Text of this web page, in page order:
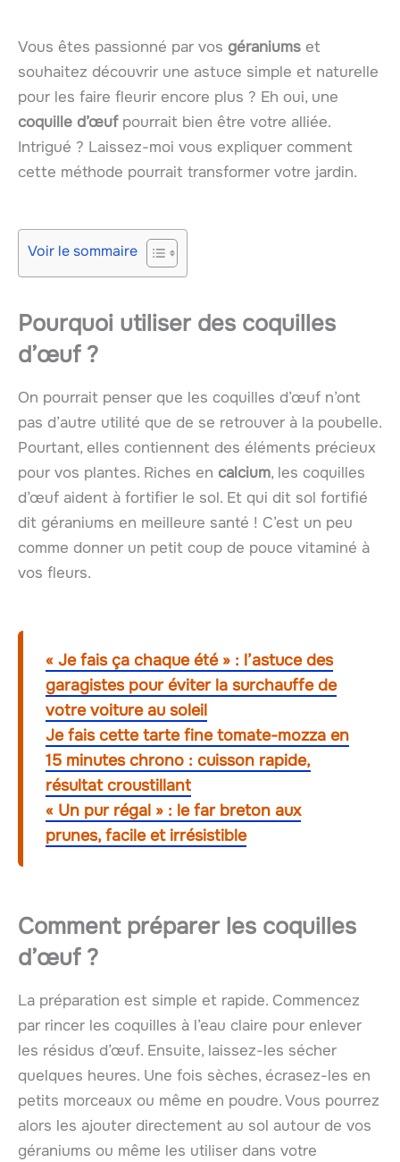
Vous êtes passionné par vos géraniums et
souhaitez découvrir une astuce simple et naturelle
pour les faire fleurir encore plus ? Eh oui, une
coquille d’œufpourrait bien être votre alliée.
Intrigué ? Laissez-moi vous expliquer comment
cette méthode pourrait transformer votre jardin.
Voir le sommaire
Pourquoi utiliser des coquilles
d’œuf ?
On pourrait penser que les coquilles d’œuf n’ont
pas d’autre utilité que de se retrouver à la poubelle.
Pourtant, elles contiennent des éléments précieux
pour vos plantes. Riches en calcium, les coquilles
d’œuf aident à fortifier le sol. Et qui dit sol fortifié
dit géraniums en meilleure santé ! C’est un peu
comme donner un petit coup de pouce vitaminé à
vos fleurs.
« Je fais ça chaque été » : l’astuce des
garagistes pour éviter la surchauffe de
votre voiture au soleil
Je fais cette tarte fine tomate-mozza en
15 minutes chrono : cuisson rapide,
résultat croustillant
« Un pur régal » : le far breton aux
prunes, facile et irrésistible
Comment préparer les coquilles
d’œuf ?
La préparation est simple et rapide. Commencez
par rincer les coquilles à l’eau claire pour enlever
les résidus d’œuf. Ensuite, laissez-les sécher
quelques heures. Une fois sèches, écrasez-les en
petits morceaux ou même en poudre. Vous pourrez
alors les ajouter directement au sol autour de vos
géraniums ou même les utiliser dans votre